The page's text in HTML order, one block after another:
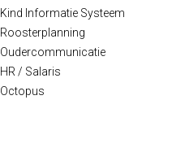
Kind Informatie Systeem
Roosterplanning
Oudercommunicatie
HR / Salaris
Octopus